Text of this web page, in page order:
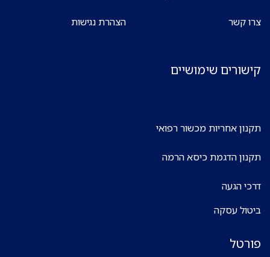
צרו קשר הצהרת נגישות
קישורים שימושיים
תקנון אחריות מכשור רפואי
תקנון הדגמת כיסא הרמה
דרכי הגעה
ביטול עסקה
פורטל